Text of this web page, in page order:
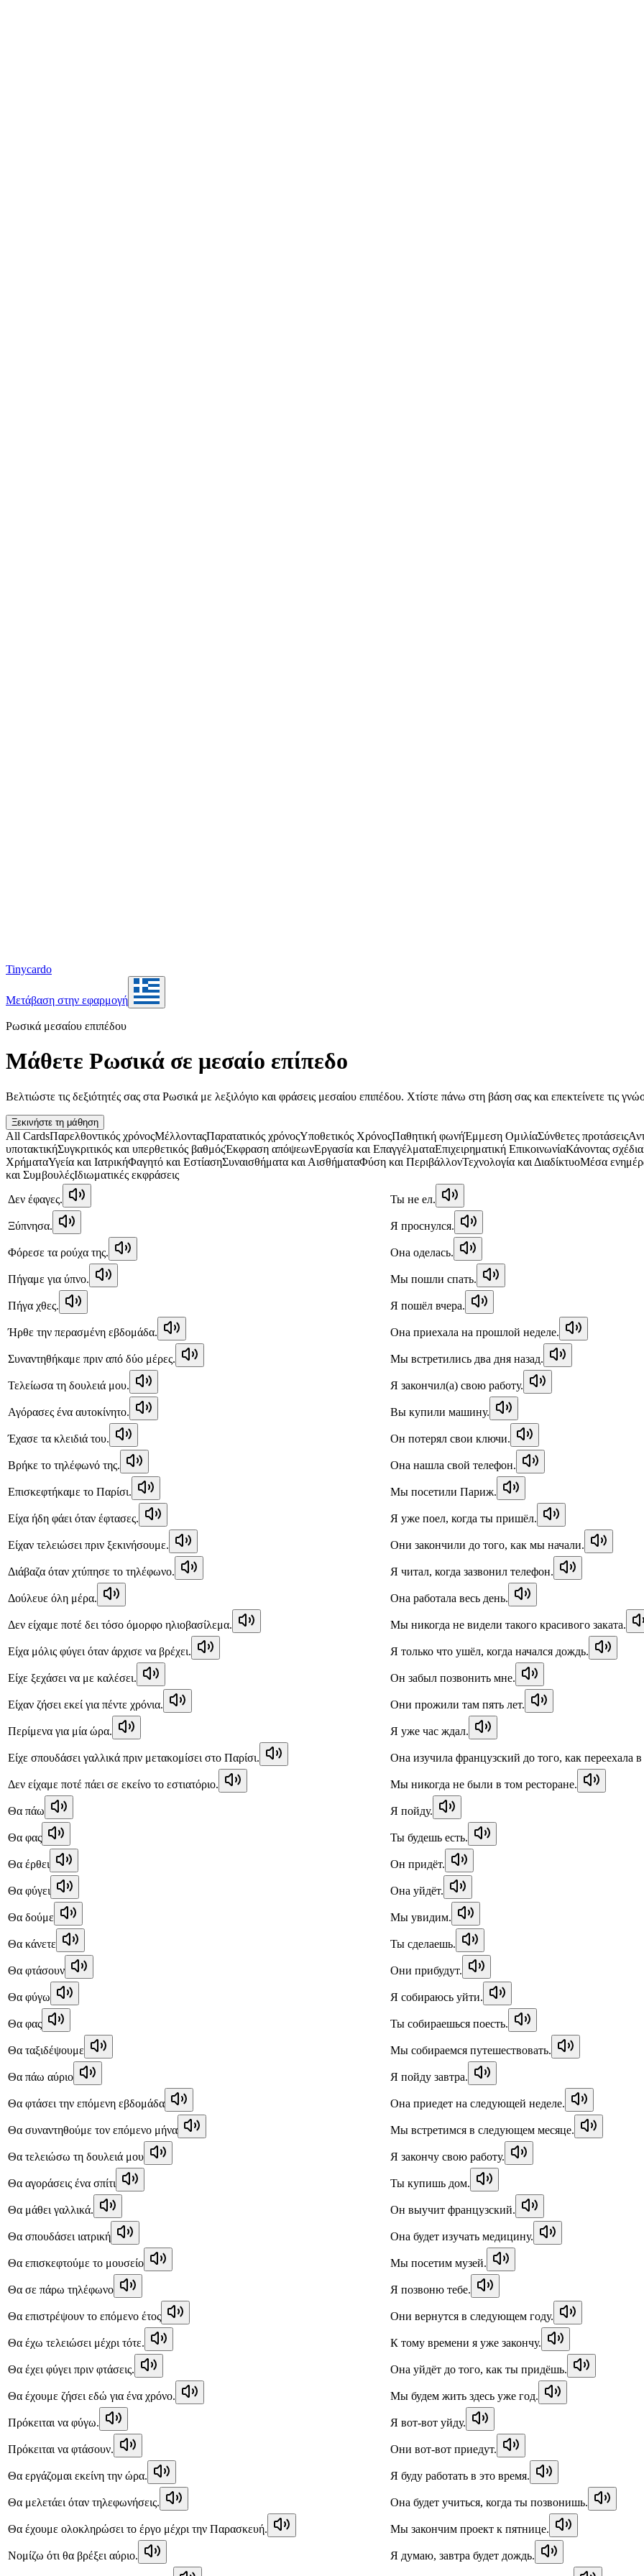
Tinycardo
Μετάβαση στην εφαρμογή
Ρωσικά μεσαίου επιπέδου
Μάθετε Ρωσικά σε μεσαίο επίπεδο
Βελτιώστε τις δεξιότητές σας στα Ρωσικά με λεξιλόγιο και φράσεις μεσαίου επιπέδου. Χτίστε πάνω στη βάση σας και επεκτείνετε τις
Ξεκινήστε τη μάθηση
All CardsΠαρελθοντικός χρόνοςΜέλλονταςΠαρατατικός χρόνοςΥποθετικός ΧρόνοςΠαθητική φωνήΈμμεση ΟμιλίαΣύνθετες προτάσεις
υποτακτικήΣυγκριτικός και υπερθετικός βαθμόςΈκφραση απόψεωνΕργασία και ΕπαγγέλματαΕπιχειρηματική ΕπικοινωνίαΚάνοντας σχέδια
ΧρήματαΥγεία και ΙατρικήΦαγητό και ΕστίασηΣυναισθήματα και ΑισθήματαΦύση και ΠεριβάλλονΤεχνολογία και ΔιαδίκτυοΜέσα
και ΣυμβουλέςΙδιωματικές εκφράσεις
Δεν έφαγες.
Ты не ел.
Ξύπνησα. Я проснулся.
Φόρεσε τα ρούχα της. Она оделась.
Πήγαμε για ύπνο. Мы пошли спать.
Πήγα χθες. Я пошёл вчера.
Ήρθε την περασμένη εβδομάδα. Она приехала на прошлой неделе.
Συναντηθήκαμε πριν από δύο μέρες. Мы встретились два дня назад.
Τελείωσα τη δουλειά μου. Я закончил(а) свою работу.
Αγόρασες ένα αυτοκίνητο. Вы купили машину.
Έχασε τα κλειδιά του. Он потерял свои ключи.
Βρήκε το τηλέφωνό της. Она нашла свой телефон.
Επισκεφτήκαμε το Παρίσι. Мы посетили Париж.
Είχα ήδη φάει όταν έφτασες. Я уже поел, когда ты пришёл.
Είχαν τελειώσει πριν ξεκινήσουμε. Они закончили до того, как мы начали.
Διάβαζα όταν χτύπησε το τηλέφωνο. Я читал, когда зазвонил телефон.
Δούλευε όλη μέρα. Она работала весь день.
Δεν είχαμε ποτέ δει τόσο όμορφο ηλιοβασίλεμα. Мы никогда не видели такого красивого заката.
Είχα μόλις φύγει όταν άρχισε να βρέχει. Я только что ушёл, когда начался дождь.
Είχε ξεχάσει να με καλέσει. Он забыл позвонить мне.
Είχαν ζήσει εκεί για πέντε χρόνια. Они прожили там пять лет.
Περίμενα για μία ώρα. Я уже час ждал.
Είχε σπουδάσει γαλλικά πριν μετακομίσει στο Παρίσι. Она изучила французский до того, как переехала
Δεν είχαμε ποτέ πάει σε εκείνο το εστιατόριο. Мы никогда не были в том ресторане.
Θα πάω Я пойду.
Θα φας Ты будешь есть.
Θα έρθει Он придёт.
Θα φύγει Она уйдёт.
Θα δούμε Мы увидим.
Θα κάνετε Ты сделаешь.
Θα φτάσουν Они прибудут.
Θα φύγω Я собираюсь уйти.
Θα φας Ты собираешься поесть.
Θα ταξιδέψουμε Мы собираемся путешествовать.
Θα πάω αύριο Я пойду завтра.
Θα φτάσει την επόμενη εβδομάδα Она приедет на следующей неделе.
Θα συναντηθούμε τον επόμενο μήνα Мы встретимся в следующем месяце.
Θα τελειώσω τη δουλειά μου Я закончу свою работу.
Θα αγοράσεις ένα σπίτι Ты купишь дом.
Θα μάθει γαλλικά. Он выучит французский.
Θα σπουδάσει ιατρική Она будет изучать медицину.
Θα επισκεφτούμε το μουσείο Мы посетим музей.
Θα σε πάρω τηλέφωνο Я позвоню тебе.
Θα επιστρέψουν το επόμενο έτος Они вернутся в следующем году.
Θα έχω τελειώσει μέχρι τότε. К тому времени я уже закончу.
Θα έχει φύγει πριν φτάσεις. Она уйдёт до того, как ты придёшь.
Θα έχουμε ζήσει εδώ για ένα χρόνο. Мы будем жить здесь уже год.
Πρόκειται να φύγω. Я вот-вот уйду.
Πρόκειται να φτάσουν. Они вот-вот приедут.
Θα εργάζομαι εκείνη την ώρα. Я буду работать в это время.
Θα μελετάει όταν τηλεφωνήσεις. Она будет учиться, когда ты позвонишь.
Θα έχουμε ολοκληρώσει το έργο μέχρι την Παρασκευή. Мы закончим проект к пятнице.
Νομίζω ότι θα βρέξει αύριο. Я думаю, завтра будет дождь.